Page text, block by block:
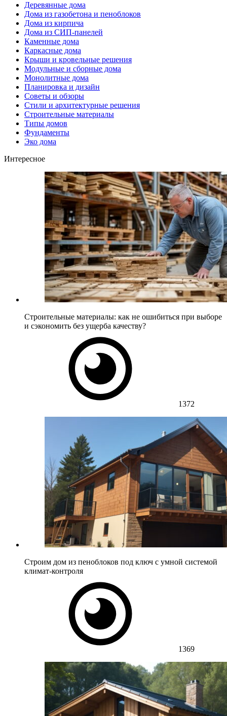
Деревянные дома
Дома из газобетона и пеноблоков
Дома из кирпича
Дома из СИП-панелей
Каменные дома
Каркасные дома
Крыши и кровельные решения
Модульные и сборные дома
Монолитные дома
Планировка и дизайн
Советы и обзоры
Стили и архитектурные решения
Строительные материалы
Типы домов
Фундаменты
Эко дома
Интересное
Строительные материалы: как не ошибиться при выборе
и сэкономить без ущерба качеству?
1372
Строим дом из пеноблоков под ключ с умной системой
климат-контроля
1369